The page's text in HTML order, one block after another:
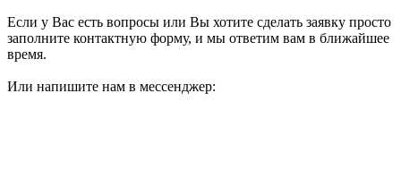
Если у Вас есть вопросы или Вы хотите сделать заявку просто
заполните контактную форму, и мы ответим вам в ближайшее
время.
Или напишите нам в мессенджер: